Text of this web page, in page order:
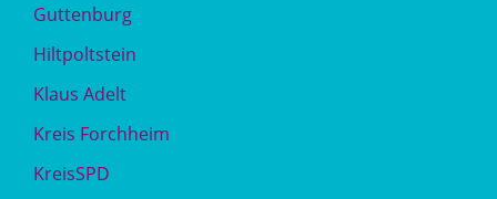
Guttenburg
Hiltpoltstein
Klaus Adelt
Kreis Forchheim
KreisSPD